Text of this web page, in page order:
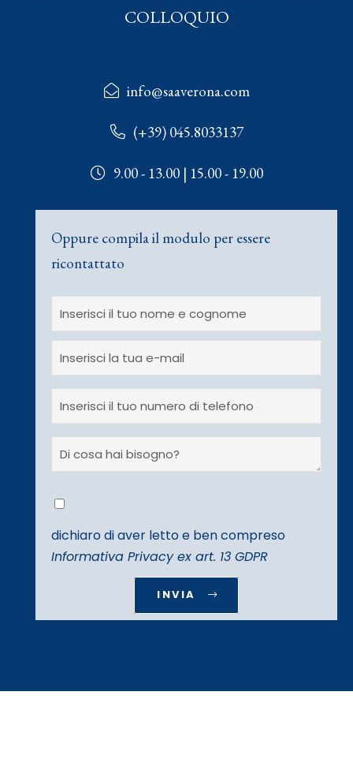
COLLOQUIO
info@saaverona.com
(+39) 045.8033137
9.00 - 13.00 | 15.00 - 19.00
Oppure compila il modulo per essere
ricontattato
dichiaro di aver letto e ben compreso
Informativa Privacy ex art. 13 GDPR
INVIA